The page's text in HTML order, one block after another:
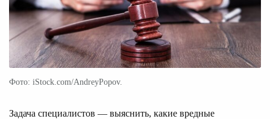
Фото: iStock.com/AndreyPopov.
Задача специалистов — выяснить, какие вредные